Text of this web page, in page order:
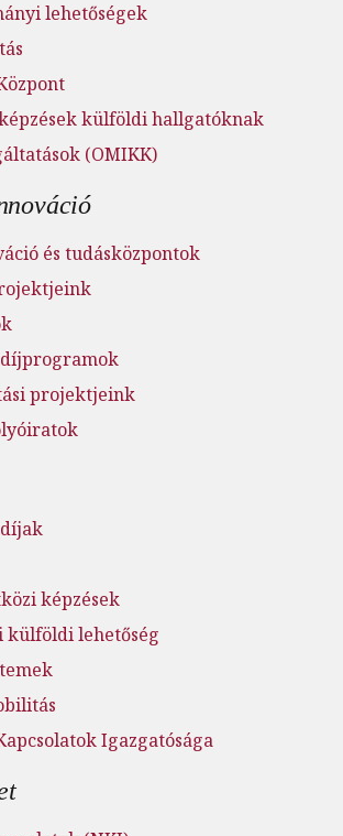
lehetőségek
külföldi hallgatóknak
(OMIKK)
és tudásközpontok
projektjeink
képzések
külföldi lehetőség
Igazgatósága